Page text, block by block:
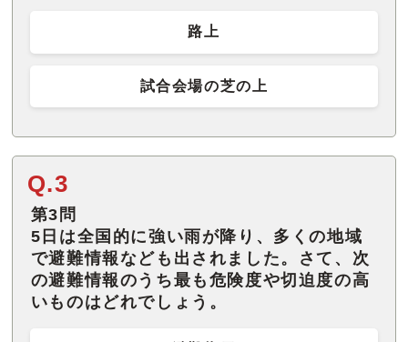
路上
試合会場の芝の上
Q.3
第3問
5日は全国的に強い雨が降り、多くの地域
で避難情報なども出されました。さて、次
の避難情報のうち最も危険度や切迫度の高
いものはどれでしょう。